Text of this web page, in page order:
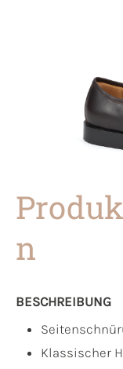
n
BESCHREIBUNG
Klassischer